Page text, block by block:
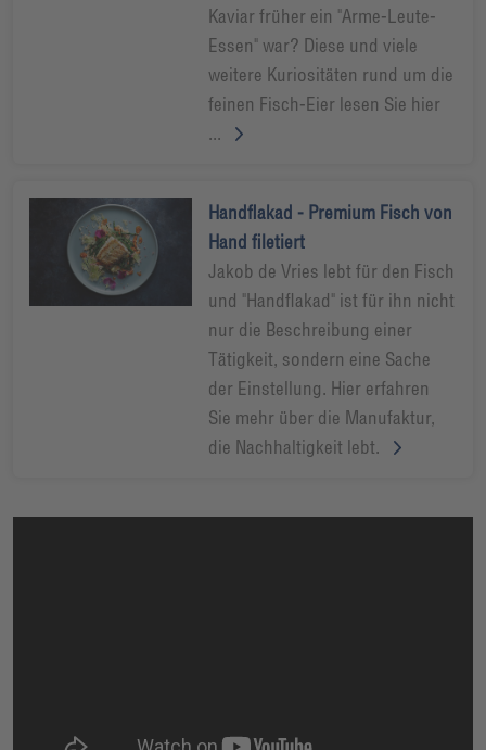
Kaviar früher ein "Arme-Leute-
Essen" war? Diese und viele
weitere Kuriositäten rund um die
feinen Fisch-Eier lesen Sie hier
...
Handflakad - Premium Fisch von
Hand filetiert
Jakob de Vries lebt für den Fisch
und "Handflakad" ist für ihn nicht
nur die Beschreibung einer
Tätigkeit, sondern eine Sache
der Einstellung. Hier erfahren
Sie mehr über die Manufaktur,
die Nachhaltigkeit lebt.